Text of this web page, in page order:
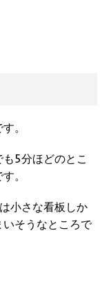
。
5分ほどのとこ
。
小さな看板しか
そうなところで